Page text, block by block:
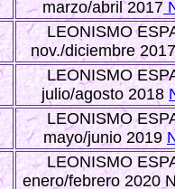
marzo/abril 2017
LEONISMO
nov./diciembre
LEONISMO
julio/agosto 2018
LEONISMO
mayo/junio 2019
LEONISMO
enero/febrero 2020